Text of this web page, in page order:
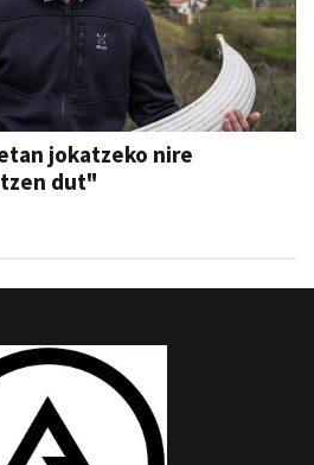
jokatzeko nire
dut"